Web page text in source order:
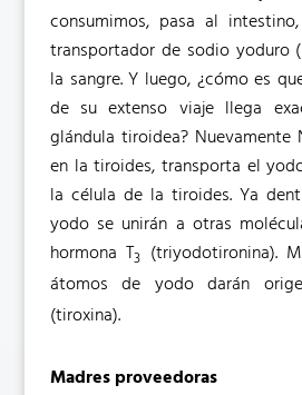
consumimos, pasa al
transportador de sodio yoduro
la sangre. Y luego, ¿cómo es
de su extenso viaje llega
glándula tiroidea? Nuevamente
en la tiroides, transporta el
la célula de la tiroides. Ya
yodo se unirán a otras
hormona T3 (triyodotironina).
átomos de yodo darán
(tiroxina).
Madres proveedoras